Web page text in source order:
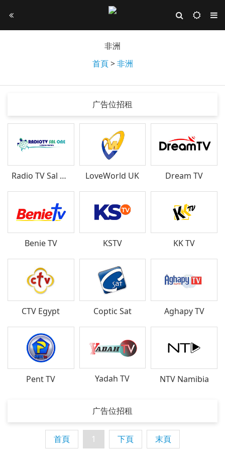
非洲
首頁>非洲
广告位招租
Radio TV Sal One LoveWorld UK Dream TV
Benie TV KSTV KK TV
CTV Egypt Coptic Sat Aghapy TV
Pent TV Yadah TV NTV Namibia
广告位招租
首頁 1 下頁 末頁